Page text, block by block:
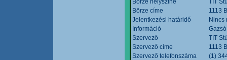
Börze címe
1113
Jelentkezési határidő
Nincs
Információ
Szervező
TIT
Szervező címe
1113
Szervező telefonszáma
(1)